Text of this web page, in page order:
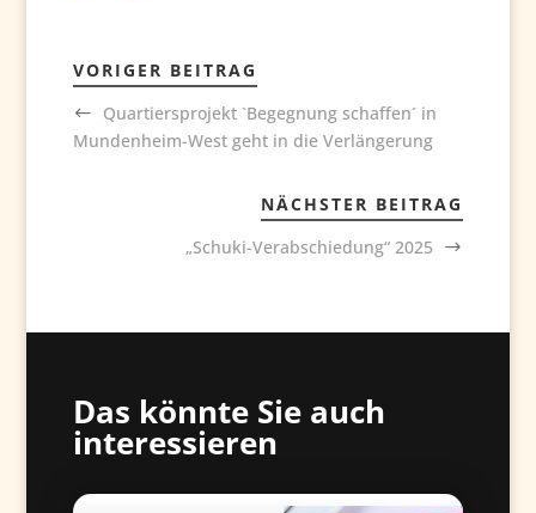
VORIGER BEITRAG
Quartiersprojekt `Begegnung schaffen´ in
Mundenheim-West geht in die Verlängerung
NÄCHSTER BEITRAG
„Schuki-Verabschiedung“ 2025
Das könnte Sie auch
interessieren